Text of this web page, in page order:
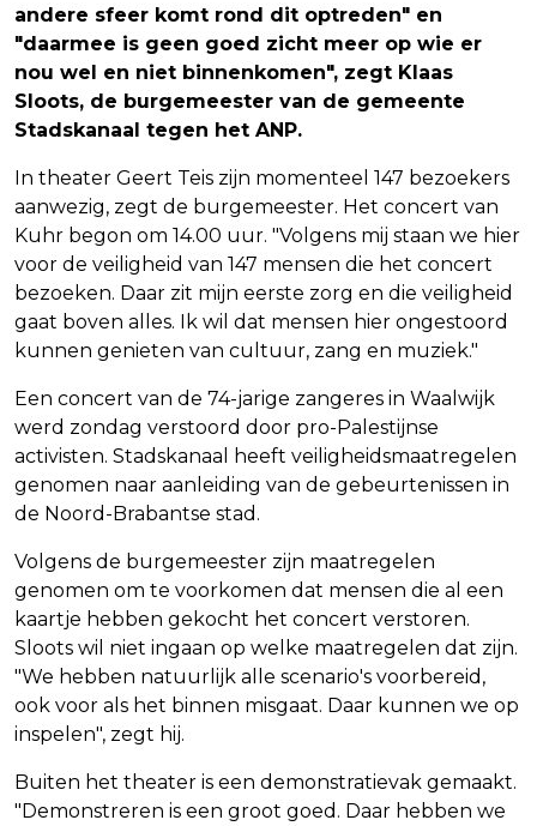
andere sfeer komt rond dit optreden" en
"daarmee is geen goed zicht meer op wie er
nou wel en niet binnenkomen", zegt Klaas
Sloots, de burgemeester van de gemeente
Stadskanaal tegen het ANP.
In theater Geert Teis zijn momenteel 147 bezoekers
aanwezig, zegt de burgemeester. Het concert van
Kuhr begon om 14.00 uur. "Volgens mij staan we hier
voor de veiligheid van 147 mensen die het concert
bezoeken. Daar zit mijn eerste zorg en die veiligheid
gaat boven alles. Ik wil dat mensen hier ongestoord
kunnen genieten van cultuur, zang en muziek."
Een concert van de 74-jarige zangeres in Waalwijk
werd zondag verstoord door pro-Palestijnse
activisten. Stadskanaal heeft veiligheidsmaatregelen
genomen naar aanleiding van de gebeurtenissen in
de Noord-Brabantse stad.
Volgens de burgemeester zijn maatregelen
genomen om te voorkomen dat mensen die al een
kaartje hebben gekocht het concert verstoren.
Sloots wil niet ingaan op welke maatregelen dat zijn.
"We hebben natuurlijk alle scenario's voorbereid,
ook voor als het binnen misgaat. Daar kunnen we op
inspelen", zegt hij.
Buiten het theater is een demonstratievak gemaakt.
"Demonstreren is een groot goed. Daar hebben we